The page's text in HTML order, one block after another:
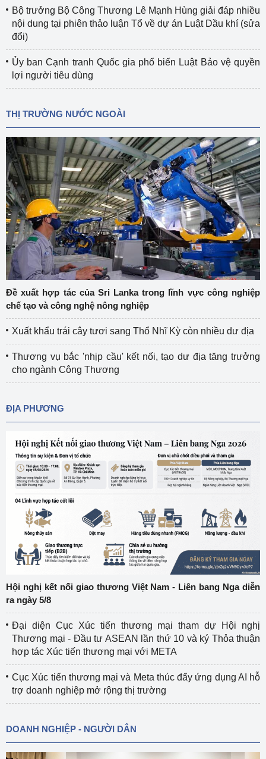
Bộ trưởng Bộ Công Thương Lê Mạnh Hùng giải đáp nhiều
nội dung tại phiên thảo luận Tổ về dự án Luật Dầu khí (sửa
đổi)
Ủy ban Cạnh tranh Quốc gia phổ biến Luật Bảo vệ quyền
lợi người tiêu dùng
THỊ TRƯỜNG NƯỚC NGOÀI
Đề xuất hợp tác của Sri Lanka trong lĩnh vực công nghiệp
chế tạo và công nghệ nông nghiệp
Xuất khẩu trái cây tươi sang Thổ Nhĩ Kỳ còn nhiều dư địa
Thương vụ bắc 'nhịp cầu' kết nối, tạo dư địa tăng trưởng
cho ngành Công Thương
ĐỊA PHƯƠNG
Hội nghị kết nối giao thương Việt Nam - Liên bang Nga diễn
ra ngày 5/8
Đại diện Cục Xúc tiến thương mại tham dự Hội nghị
Thương mại - Đầu tư ASEAN lần thứ 10 và ký Thỏa thuận
hợp tác Xúc tiến thương mại với META
Cục Xúc tiến thương mại và Meta thúc đẩy ứng dụng AI hỗ
trợ doanh nghiệp mở rộng thị trường
DOANH NGHIỆP - NGƯỜI DÂN